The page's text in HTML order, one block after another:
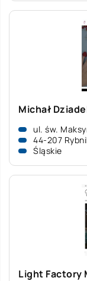
Michał
ul. św.
44-207
Śląskie
Light Factory